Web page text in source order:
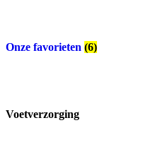
Onze favorieten (6)
Voetverzorging